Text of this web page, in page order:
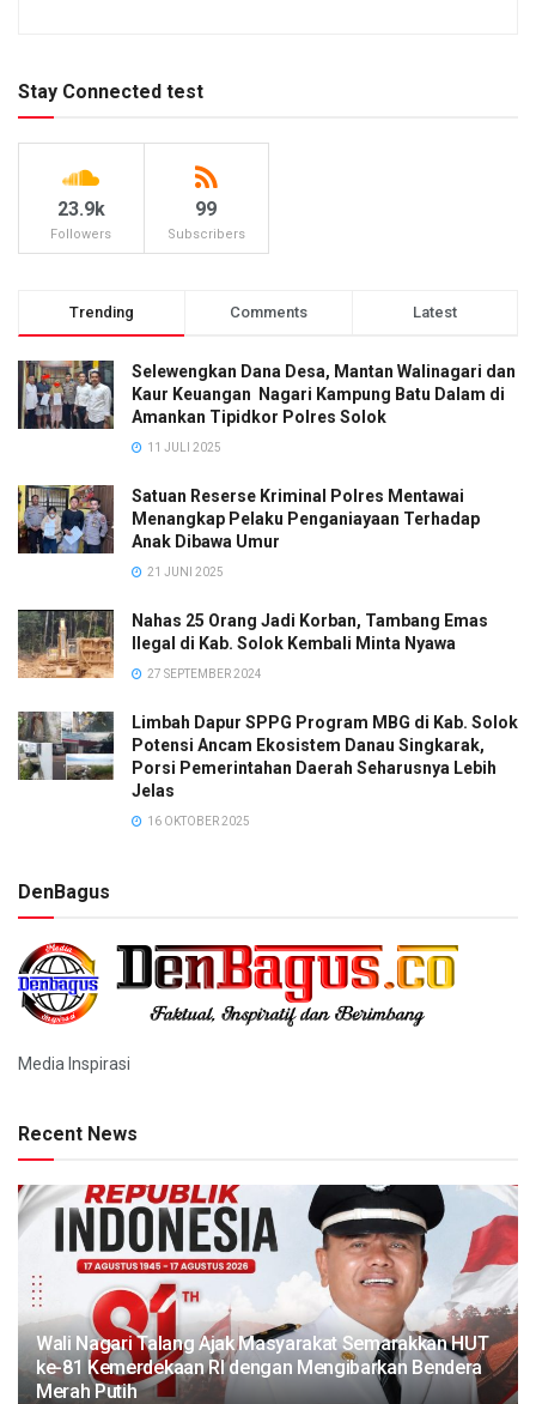
Stay Connected test
23.9k
Followers
99
Subscribers
Trending Comments Latest
Selewengkan Dana Desa, Mantan Walinagari dan
Kaur Keuangan Nagari Kampung Batu Dalam di
Amankan Tipidkor Polres Solok
11 JULI 2025
Satuan Reserse Kriminal Polres Mentawai
Menangkap Pelaku Penganiayaan Terhadap
Anak Dibawa Umur
21 JUNI 2025
Nahas 25 Orang Jadi Korban, Tambang Emas
Ilegal di Kab. Solok Kembali Minta Nyawa
27 SEPTEMBER 2024
Limbah Dapur SPPG Program MBG di Kab. Solok
Potensi Ancam Ekosistem Danau Singkarak,
Porsi Pemerintahan Daerah Seharusnya Lebih
Jelas
16 OKTOBER 2025
DenBagus
Media Inspirasi
Recent News
Wali Nagari Talang Ajak Masyarakat Semarakkan HUT
ke-81 Kemerdekaan RI dengan Mengibarkan Bendera
Merah Putih